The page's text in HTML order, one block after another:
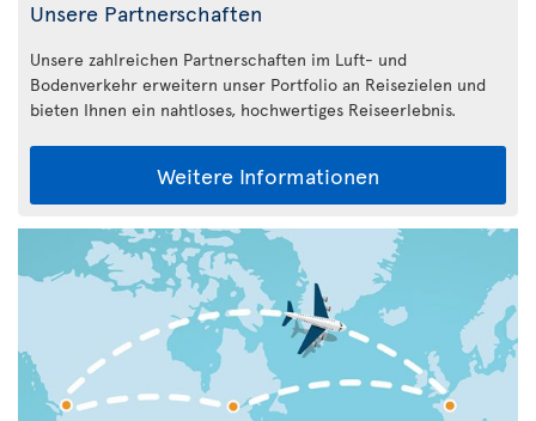
Unsere Partnerschaften
Unsere zahlreichen Partnerschaften im Luft- und
Bodenverkehr erweitern unser Portfolio an Reisezielen und
bieten Ihnen ein nahtloses, hochwertiges Reiseerlebnis.
Weitere Informationen